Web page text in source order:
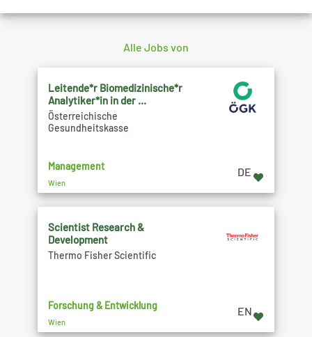
Alle Jobs von
Leitende*r Biomedizinische*r
Analytiker*in in der ...
Österreichische
Gesundheitskasse
Management
Wien
DE
Scientist Research &
Development
Thermo Fisher Scientific
Forschung & Entwicklung
Wien
EN